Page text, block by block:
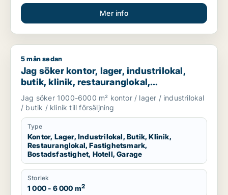
Mer info
Jag söker kontor, lager, industrilokal, butik, klinik,
5 mån sedan
Jag söker kontor, lager, industrilokal,
butik, klinik, restauranglokal,
fastighetsmark, bostadsfastighet, hotell
eller garage till salu i Härryda, Partille
eller Öckerö m.fl.
Jag söker 1000-6000 m² kontor / lager / industrilokal
/ butik / klinik till försäljning
Type
Kontor, Lager, Industrilokal, Butik, Klinik,
Restauranglokal, Fastighetsmark,
Bostadsfastighet, Hotell, Garage
Storlek
1 000 - 6 000 m2